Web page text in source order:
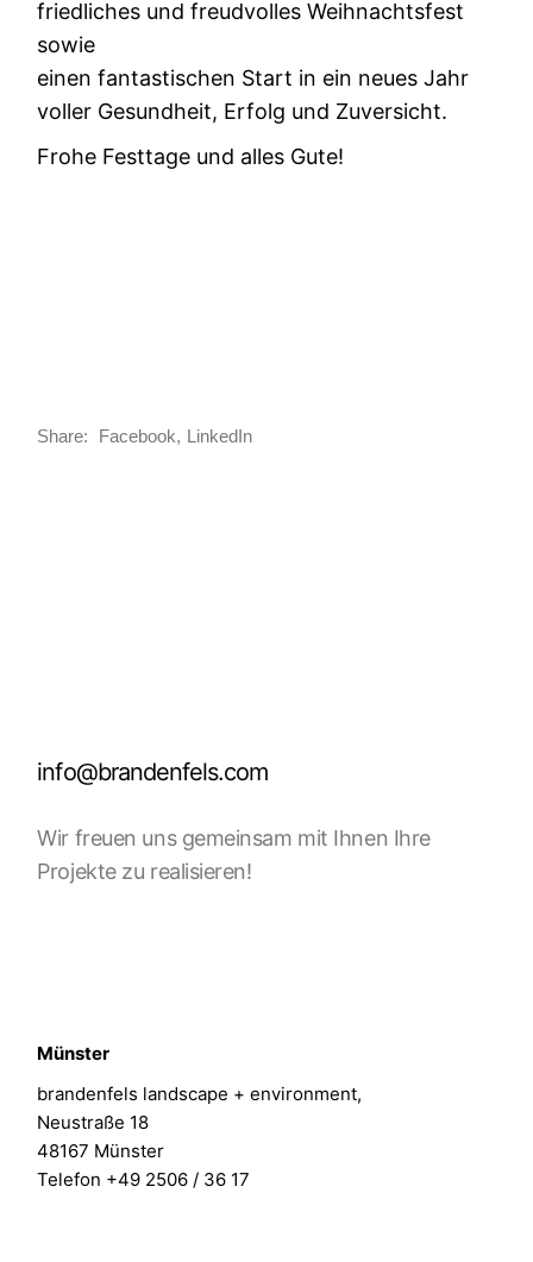
friedliches und freudvolles Weihnachtsfest
sowie
einen fantastischen Start in ein neues Jahr
voller Gesundheit, Erfolg und Zuversicht.
Frohe Festtage und alles Gute!
Share: Facebook LinkedIn
info@brandenfels.com
Wir freuen uns gemeinsam mit Ihnen Ihre
Projekte zu realisieren!
Münster
brandenfels landscape + environment,
Neustraße 18
48167 Münster
Telefon +49 2506 / 36 17